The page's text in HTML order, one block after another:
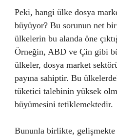
Peki, hangi ülke dosya
büyüyor? Bu sorunun net bir
ülkelerin bu alanda öne
Örneğin, ABD ve Çin gibi
ülkeler, dosya market
payına sahiptir. Bu
tüketici talebinin yüksek
büyümesini tetiklemektedir.
Bununla birlikte, gelişmekte